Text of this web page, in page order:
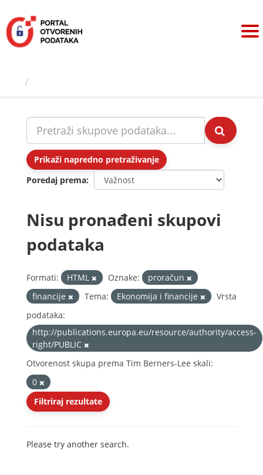
sadržaj
Prikaži napredno pretraživanje
Poredaj prema
Nisu pronađeni skupovi
podataka
Formati: HTML Oznake:
proračun
financije
Tema: Ekonomija i financije
Vrsta
podataka:
http://publications.europa.eu/resource/authority/access-
right/PUBLIC
Otvorenost skupa prema Tim Berners-Lee skali:
0
Filtriraj rezultate
Please try another search.